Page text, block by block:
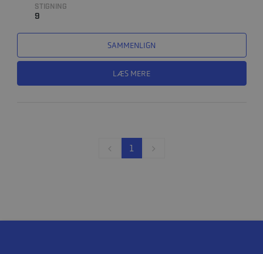
STIGNING
9
SAMMENLIGN
LÆS MERE
1